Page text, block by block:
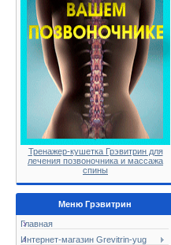
Тренажер-кушетка Грэвитрин для
лечения позвоночника и массажа
спины
Меню Грэвитрин
Главная
Интернет-магазин Grevitrin-yug